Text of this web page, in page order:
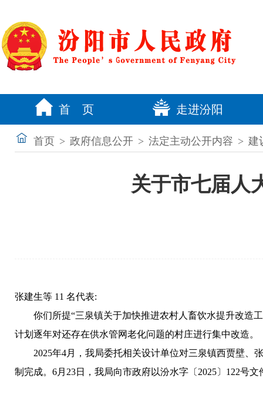
首 页 走进汾阳
首页 > 政府信息公开 > 法定主动公开内容 > 建
关于市七届人
张建生等 11 名代表:
你们所提“三泉镇关于加快推进农村人畜饮水提升改造
计划逐年对还存在供水管网老化问题的村庄进行集中改造。
2025年4月，我局委托相关设计单位对三泉镇西贾壁
制完成。6月23日，我局向市政府以汾水字〔2025〕122号